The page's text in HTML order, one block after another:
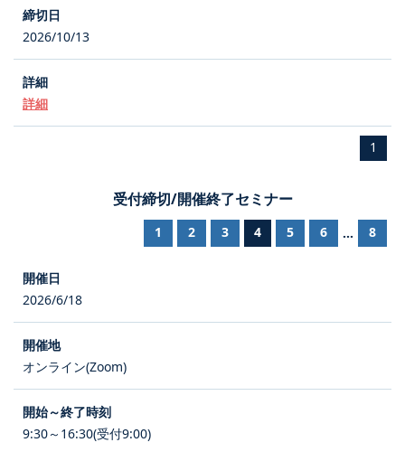
2026/10/13
詳細
1
受付締切/開催終了セミナー
1 2 3 4 5 6 ... 8
2026/6/18
オンライン(Zoom)
9:30～16:30(受付9:00)